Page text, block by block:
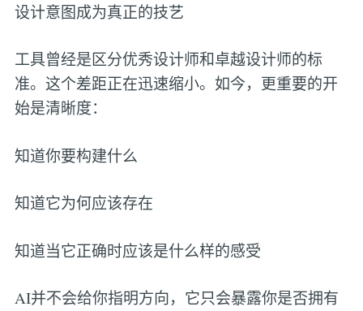
设计意图成为真正的技艺
工具曾经是区分优秀设计师和卓越设计师的标
准。这个差距正在迅速缩小。如今，更重要的开
始是清晰度：
知道你要构建什么
知道它为何应该存在
知道当它正确时应该是什么样的感受
AI并不会给你指明方向，它只会暴露你是否拥有